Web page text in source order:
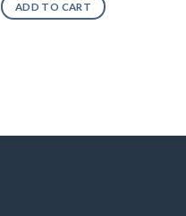
ADD TO CART